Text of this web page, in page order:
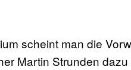
scheint man die
Martin Strunden dazu